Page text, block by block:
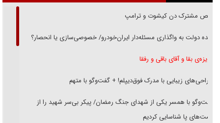
رقص مشترک دن کیشوت و ترامپ
دنده دولت به واگذاری مسئله‌دار ایران‌خودرو/ خصوصی‌سازی یا انحصار؟
غریزه‌ی بقا و آقای باقی و رفقا
جراحی‌های زیبایی با مدرک فوق‌دیپلم! + گفت‌وگو با متهم
گفت‌وگو با همسر یکی از شهدای جنگ رمضان/ پیکر بی‌سر شهید را از
انگشت‌های پا شناسایی کردیم